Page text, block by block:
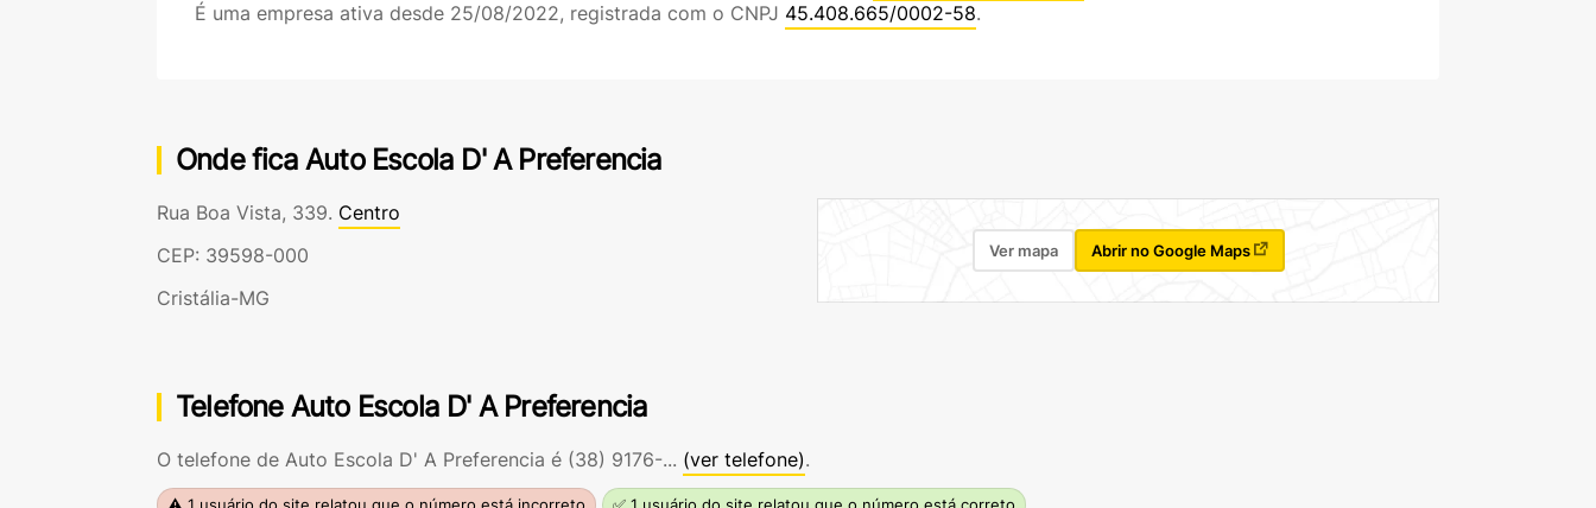
É uma empresa ativa desde 25/08/2022, registrada com o CNPJ 45.408.665/0002-58.
Onde fica Auto Escola D' A Preferencia
Rua Boa Vista, 339. Centro
CEP: 39598-000
Cristália-MG
Ver mapa Abrir no Google Maps
Telefone Auto Escola D' A Preferencia
O telefone de Auto Escola D' A Preferencia é (38) 9176-... (ver telefone).